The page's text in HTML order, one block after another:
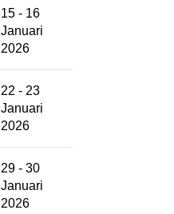
15 - 16
Januari
2026
22 - 23
Januari
2026
29 - 30
Januari
2026